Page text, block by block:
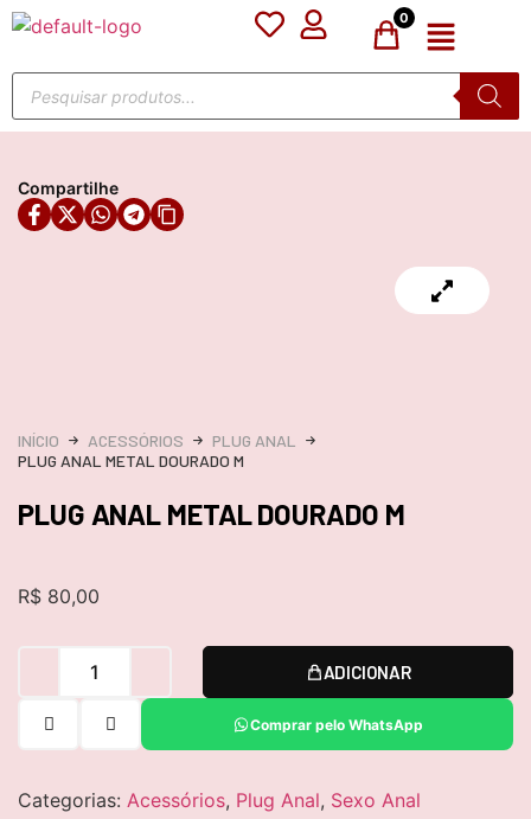
0
Compartilhe
INÍCIO ACESSÓRIOS
PLUG ANAL
PLUG ANAL METAL DOURADO M
PLUG ANAL METAL DOURADO M
R$ 80,00
ADICIONAR
Comprar pelo WhatsApp
Categorias: Acessórios, Plug Anal, Sexo Anal